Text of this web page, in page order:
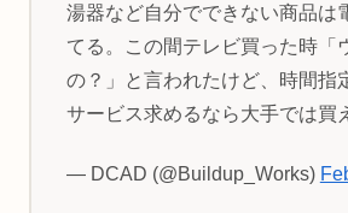
湯器など自分でできない商品は
てる。この間テレビ買った時「
の？」と言われたけど、時間指
サービス求めるなら大手では買
— DCAD (@Buildup_Works)